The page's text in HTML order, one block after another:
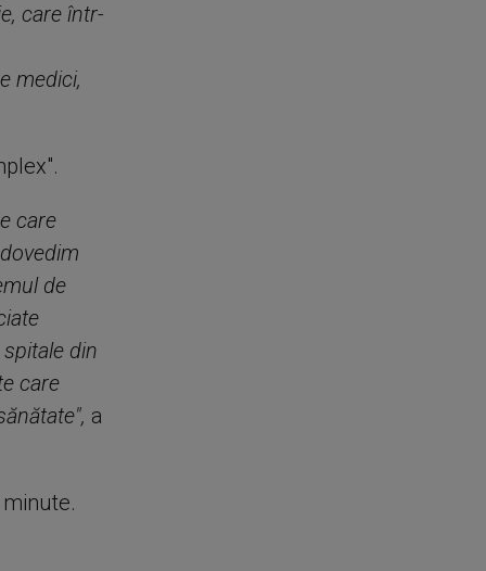
care într-
medici,
care
de
din
care
a